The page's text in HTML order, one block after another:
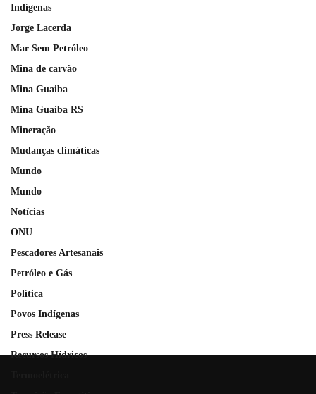
Indígenas
Jorge Lacerda
Mar Sem Petróleo
Mina de carvão
Mina Guaiba
Mina Guaíba RS
Mineração
Mudanças climáticas
Mundo
Mundo
Notícias
ONU
Pescadores Artesanais
Petróleo e Gás
Política
Povos Indígenas
Press Release
Recursos Hídricos